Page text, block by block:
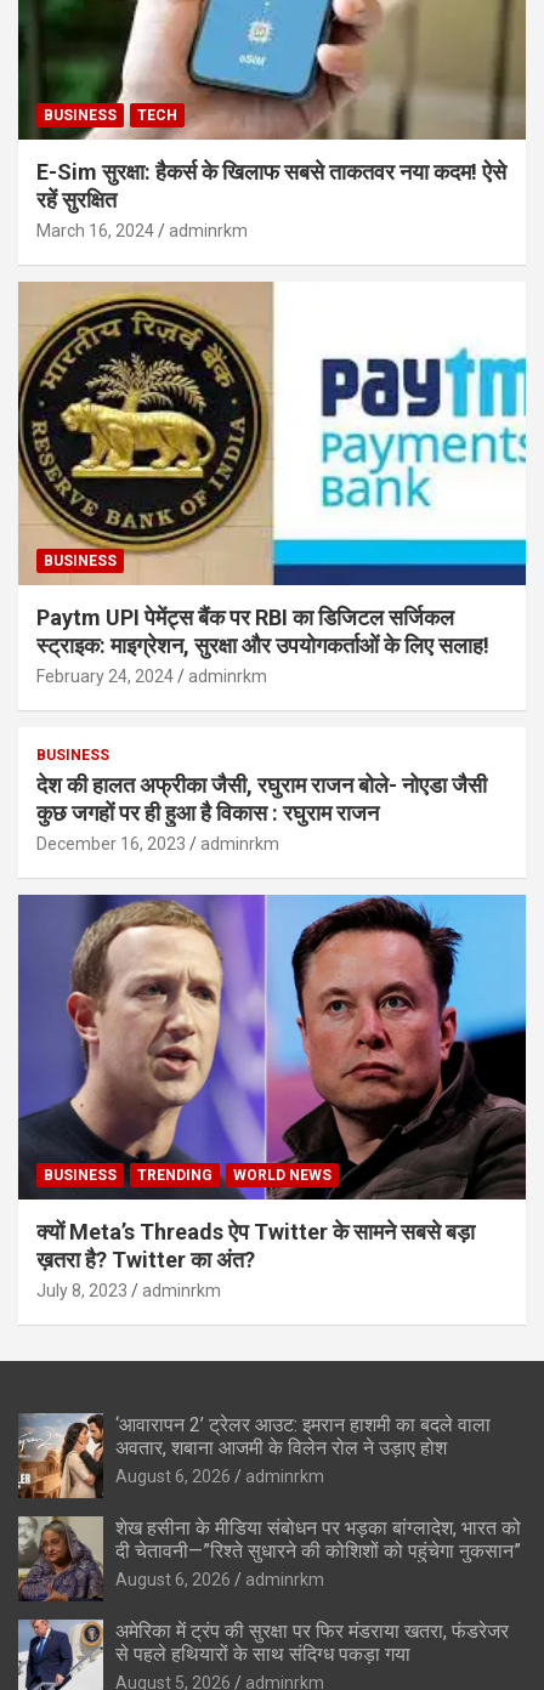
BUSINESS TECH
E-Sim सुरक्षा: हैकर्स के खिलाफ सबसे ताकतवर नया कदम! ऐसे
रहें सुरक्षित
March 16, 2024 adminrkm
BUSINESS
Paytm UPI पेमेंट्स बैंक पर RBI का डिजिटल सर्जिकल
स्ट्राइक: माइग्रेशन, सुरक्षा और उपयोगकर्ताओं के लिए सलाह!
February 24, 2024 adminrkm
BUSINESS
देश की हालत अफ्रीका जैसी, रघुराम राजन बोले- नोएडा जैसी
कुछ जगहों पर ही हुआ है विकास : रघुराम राजन
December 16, 2023 adminrkm
BUSINESS TRENDING WORLD NEWS
क्यों Meta’s Threads ऐप Twitter के सामने सबसे बड़ा
ख़तरा है? Twitter का अंत?
July 8, 2023 adminrkm
‘आवारापन 2’ ट्रेलर आउट: इमरान हाशमी का बदले वाला
अवतार, शबाना आजमी के विलेन रोल ने उड़ाए होश
August 6, 2026 adminrkm
शेख हसीना के मीडिया संबोधन पर भड़का बांग्लादेश, भारत को
दी चेतावनी—”रिश्ते सुधारने की कोशिशों को पहुंचेगा नुकसान”
August 6, 2026 adminrkm
अमेरिका में ट्रंप की सुरक्षा पर फिर मंडराया खतरा, फंडरेजर
से पहले हथियारों के साथ संदिग्ध पकड़ा गया
August 5, 2026 adminrkm